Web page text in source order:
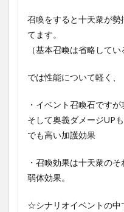
召喚をすると十天衆が勢
てます。
（基本召喚は省略して
では性能について軽く、
・イベント召喚石です
そして奥義ダメージUP
でも高い加護効果
・召喚効果は十天衆の
弱体効果。
☆シナリオイベントの中